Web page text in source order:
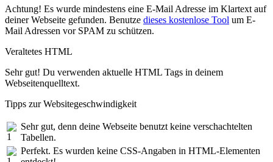
Achtung! Es wurde mindestens eine E-Mail Adresse im Klartext auf
deiner Webseite gefunden. Benutze dieses kostenlose Tool um E-
Mail Adressen vor SPAM zu schützen.
Veraltetes HTML
Sehr gut! Du verwenden aktuelle HTML Tags in deinem
Webseitenquelltext.
Tipps zur Websitegeschwindigkeit
Sehr gut, denn deine Webseite benutzt keine verschachtelten
Tabellen.
Perfekt. Es wurden keine CSS-Angaben in HTML-Elementen